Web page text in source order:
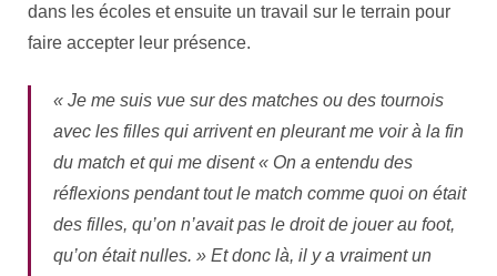
dans les écoles et ensuite un travail sur le terrain pour
faire accepter leur présence.
« Je me suis vue sur des matches ou des tournois
avec les filles qui arrivent en pleurant me voir à la fin
du match et qui me disent « On a entendu des
réflexions pendant tout le match comme quoi on était
des filles, qu’on n’avait pas le droit de jouer au foot,
qu’on était nulles. » Et donc là, il y a vraiment un